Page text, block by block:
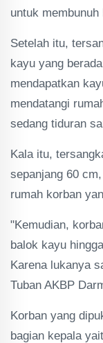
untuk membunuh
Setelah itu,
kayu yang
mendapatkan
mendatangi
sedang tiduran
Kala itu,
sepanjang 60
rumah korban
"Kemudian,
balok kayu
Karena lukanya
Tuban AKBP
Korban yang
bagian kepala